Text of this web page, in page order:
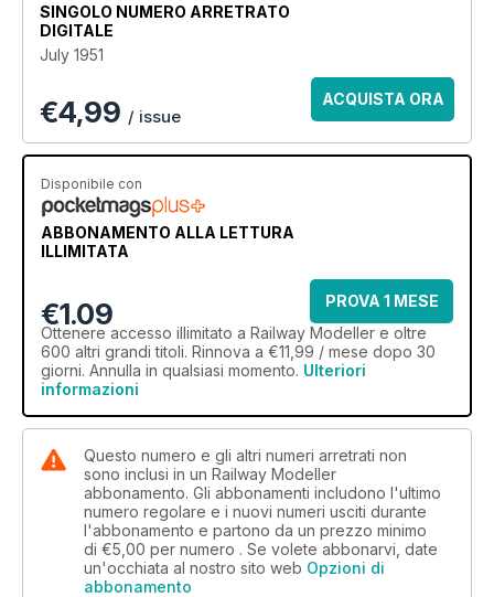
SINGOLO NUMERO ARRETRATO
DIGITALE
July 1951
€4,99 / issue
ACQUISTA ORA
Disponibile con
ABBONAMENTO ALLA LETTURA
ILLIMITATA
€1.09
PROVA 1 MESE
Ottenere accesso illimitato a Railway Modeller e oltre
600 altri grandi titoli. Rinnova a €11,99 / mese dopo 30
giorni. Annulla in qualsiasi momento. Ulteriori
informazioni
Questo numero e gli altri numeri arretrati non
sono inclusi in un Railway Modeller
abbonamento. Gli abbonamenti includono l'ultimo
numero regolare e i nuovi numeri usciti durante
l'abbonamento e partono da un prezzo minimo
di €5,00 per numero . Se volete abbonarvi, date
un'occhiata al nostro sito web Opzioni di
abbonamento